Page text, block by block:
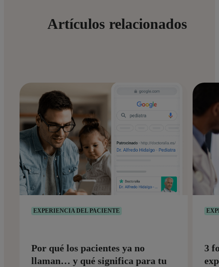
Artículos relacionados
EXPERIENCIA DEL PACIENTE
Por qué los pacientes ya no
llaman… y qué significa para tu
3